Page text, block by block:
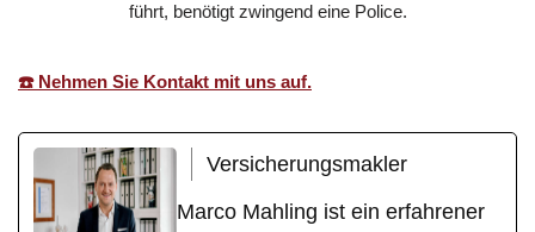
führt, benötigt zwingend eine Police.
☎️ Nehmen Sie Kontakt mit uns auf.
Versicherungsmakler
Marco Mahling ist ein erfahrener